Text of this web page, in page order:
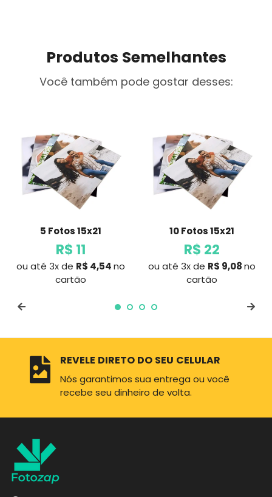
Produtos Semelhantes
Você também pode gostar desses:
5 Fotos 15x21
R$ 11
Preço
normal
ou até 3x de R$ 4,54no
cartão
10 Fotos 15x21
R$ 22
Preço
normal
ou até 3x de R$ 9,08no
cartão
REVELE DIRETO DO SEU CELULAR
Nós garantimos sua entrega ou você
recebe seu dinheiro de volta.